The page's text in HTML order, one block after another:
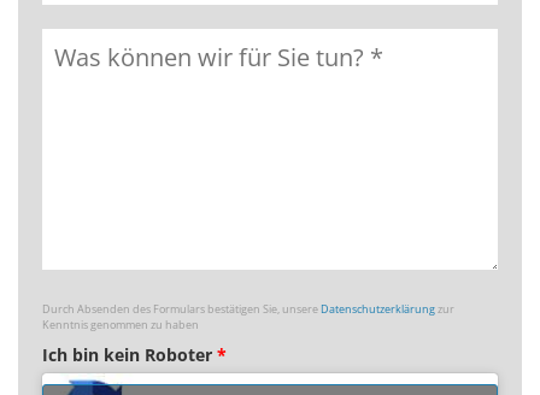
Durch Absenden des Formulars bestätigen Sie, unsereDatenschutzerklärungzur
Kenntnis genommen zu haben
Ich bin kein Roboter *